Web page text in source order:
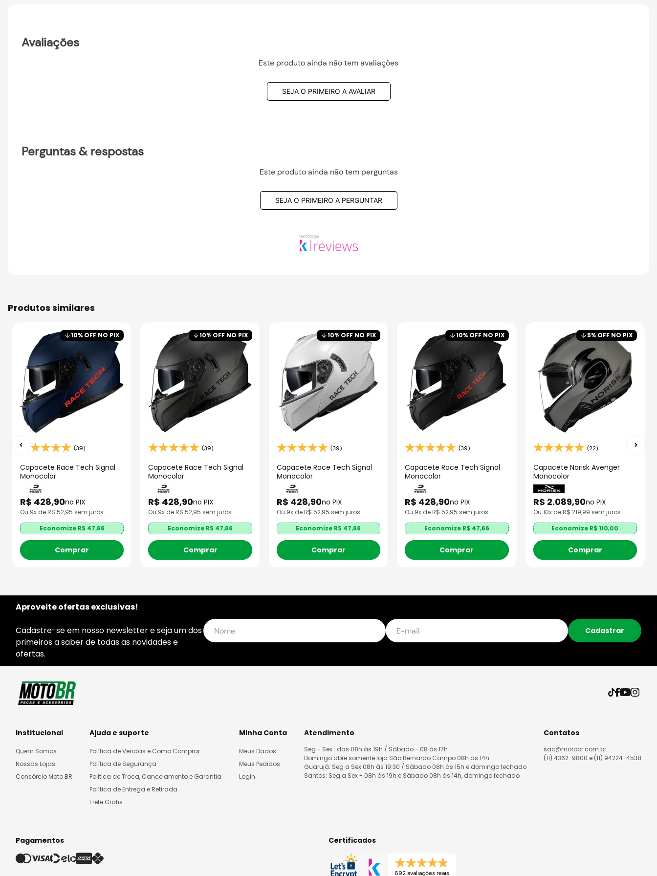
Avaliações
Este produto ainda não tem avaliações
SEJA O PRIMEIRO A AVALIAR
Perguntas & respostas
Este produto ainda não tem perguntas
SEJA O PRIMEIRO A PERGUNTAR
produtos similares
10% OFF NO PIX
(39)
Capacete Race Tech Signal
Monocolor
R$ 428,90no PIX
Ou 9x de R$ 52,95 sem juros
Economize R$ 47,66
Comprar
10% OFF NO PIX
(39)
Capacete Race Tech Signal
Monocolor
R$ 428,90no PIX
Ou 9x de R$52,95 sem juros
Economize R$ 47,66
Comprar
10% OFF NO PIX
(39)
Capacete Race Tech Signal
Monocolor
R$ 428,90no PIX
Ou 9x de R$ 52,95 sem juros
Economize R$ 47,66
Comprar
10% OFF NO PIX
(39)
Capacete Race Tech Signal
Monocolor
R$ 428,90no PIX
Ou 9x de R$52,95 sem juros
Economize R$ 47,66
Comprar
5% OFF NO PIX
(22)
Capacete Norisk Avenger
Monocolor
R$ 2.089,90no PIX
Ou 10x de R$ 219,99 sem juros
Economize R$110,00
Comprar
Aproveite ofertas exclusivas!
Cadastre-se em nosso newsletter e seja um dos
primeiros a saber de todas as novidades e
ofertas.
Cadastrar
Institucional
Quem Somos
Nossas Lojas
Consórcio Moto BR
Ajuda e suporte
Política de Vendas e Como Comprar
Política de Segurança
Politica de Troca, Cancelamento e Garantia
Política de Entrega e Retirada
Frete Grátis
Minha Conta
Meus Dados
Meus Pedidos
Login
Atendimento
Seg - Sex : das 08h às 19h / Sábado - 08 às 17h
Domingo abre somente loja São Bernardo Campo 08h às 14h
Guarujá: Seg a Sex 08h às 19:30 / Sábado 08h às 15h e domingo fechado
Santos: Seg a Sex - 08h às 19h e Sábado 08h às 14h, domingo fechado
Contatos
sac@motobr.com.br
(11) 4362-9800 e (11) 94224-4538
Pagamentos Certificados
692 avaliações reais